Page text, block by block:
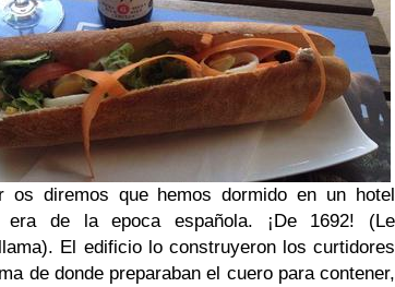
os diremos que hemos dormido en un hotel
era de la epoca española. ¡De 1692! (Le
El edificio lo construyeron los curtidores
de donde preparaban el cuero para contener,